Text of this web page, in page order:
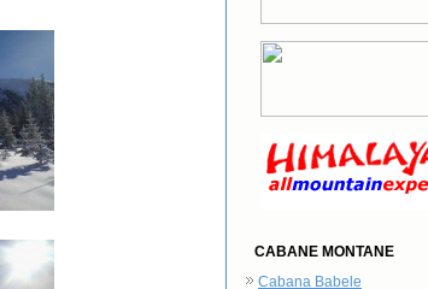
CABANE MONTANE
Cabana Babele